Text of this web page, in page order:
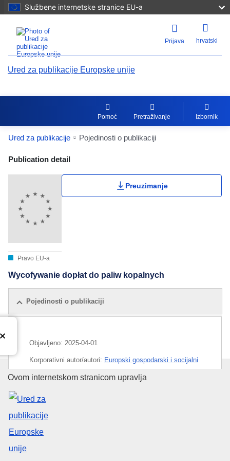
Službene internetske stranice EU-a
Prijava hrvatski
Ured za publikacije Europske unije
Pomoć Pretraživanje Izbornik
Ured za publikacije Pojedinosti o publikaciji
Publication Detail Actions Portlet
Publication detail
Pravo EU-a
Preuzimanje
Wycofywanie dopłat do paliw kopalnych
Pojedinosti o publikaciji
Objavljeno: 2025-04-01
Korporativni autor/autori: Europski gospodarski i socijalni
Ured za publikacije Europske
Ovom internetskom stranicom upravlja